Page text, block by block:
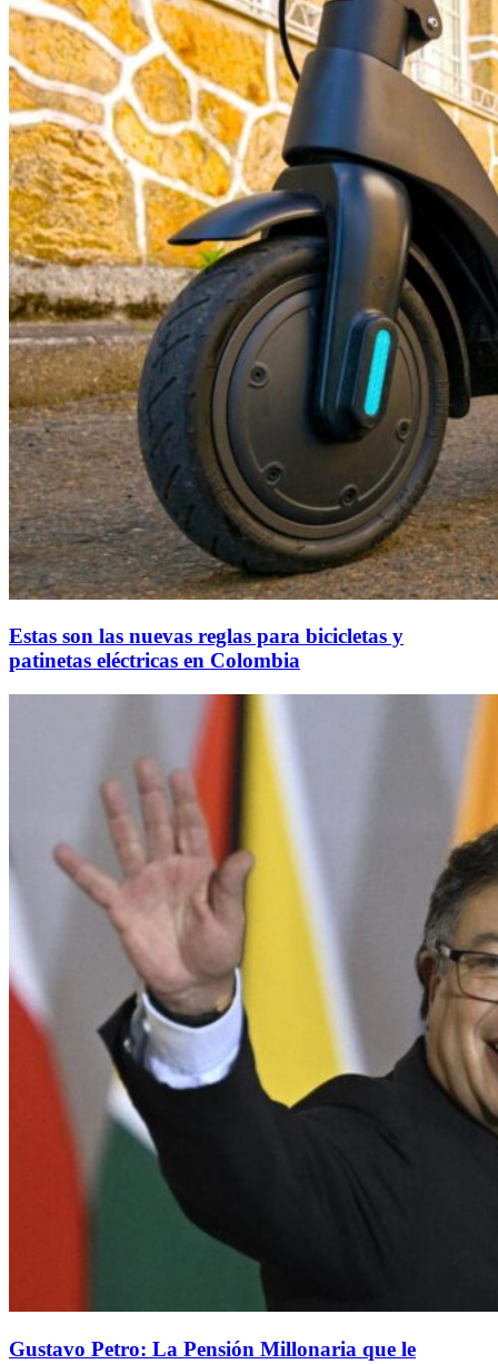
Estas son las nuevas reglas para bicicletas y
patinetas eléctricas en Colombia
Gustavo Petro: La Pensión Millonaria que le